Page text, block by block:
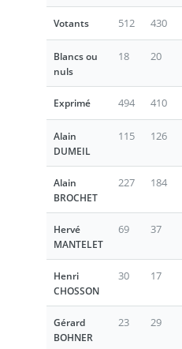
Votants 512 430
Blancs ou
nuls
18 20
Exprimé 494 410
Alain
DUMEIL
115 126
Alain
BROCHET
227 184
Hervé
MANTELET
69 37
Henri
CHOSSON
30 17
Gérard
BOHNER
23 29